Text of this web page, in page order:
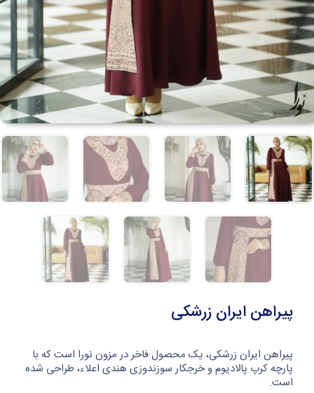
پیراهن ایران زرشکی
پیراهن ایران زرشکی، یک محصول فاخر در مزون نورا است که با
پارچه کرپ پالادیوم و خرجکار سوزندوزی هندی اعلاء، طراحی شده
است.